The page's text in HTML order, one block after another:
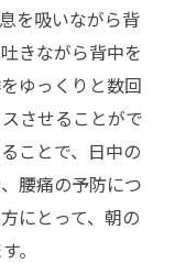
を吸いながら背
きながら背中を
ゆっくりと数回
させることがで
ことで、日中の
腰痛の予防につ
にとって、朝の
。